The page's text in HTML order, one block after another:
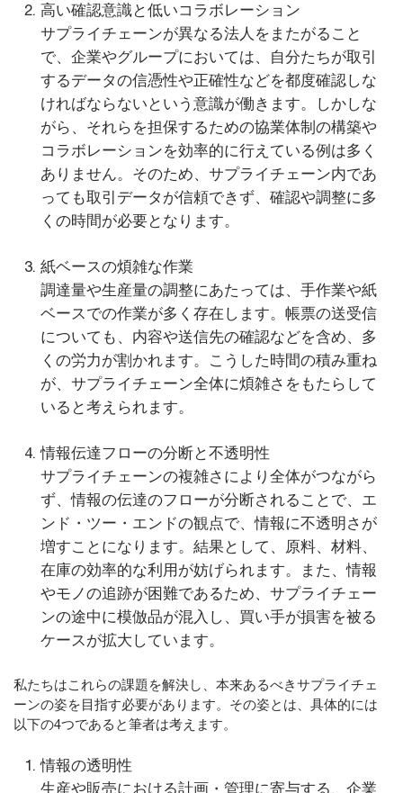
高い確認意識と低いコラボレーション
サプライチェーンが異なる法人をまたがること
で、企業やグループにおいては、自分たちが取引
するデータの信憑性や正確性などを都度確認しな
ければならないという意識が働きます。しかしな
がら、それらを担保するための協業体制の構築や
コラボレーションを効率的に行えている例は多く
ありません。そのため、サプライチェーン内であ
っても取引データが信頼できず、確認や調整に多
くの時間が必要となります。
紙ベースの煩雑な作業
調達量や生産量の調整にあたっては、手作業や紙
ベースでの作業が多く存在します。帳票の送受信
についても、内容や送信先の確認などを含め、多
くの労力が割かれます。こうした時間の積み重ね
が、サプライチェーン全体に煩雑さをもたらして
いると考えられます。
情報伝達フローの分断と不透明性
サプライチェーンの複雑さにより全体がつながら
ず、情報の伝達のフローが分断されることで、エ
ンド・ツー・エンドの観点で、情報に不透明さが
増すことになります。結果として、原料、材料、
在庫の効率的な利用が妨げられます。また、情報
やモノの追跡が困難であるため、サプライチェー
ンの途中に模倣品が混入し、買い手が損害を被る
ケースが拡大しています。
私たちはこれらの課題を解決し、本来あるべきサプライチェ
ーンの姿を目指す必要があります。その姿とは、具体的には
以下の4つであると筆者は考えます。
情報の透明性
生産や販売における計画・管理に寄与する、企業